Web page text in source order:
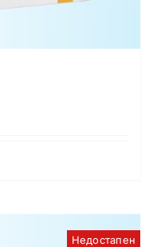
Недостапен